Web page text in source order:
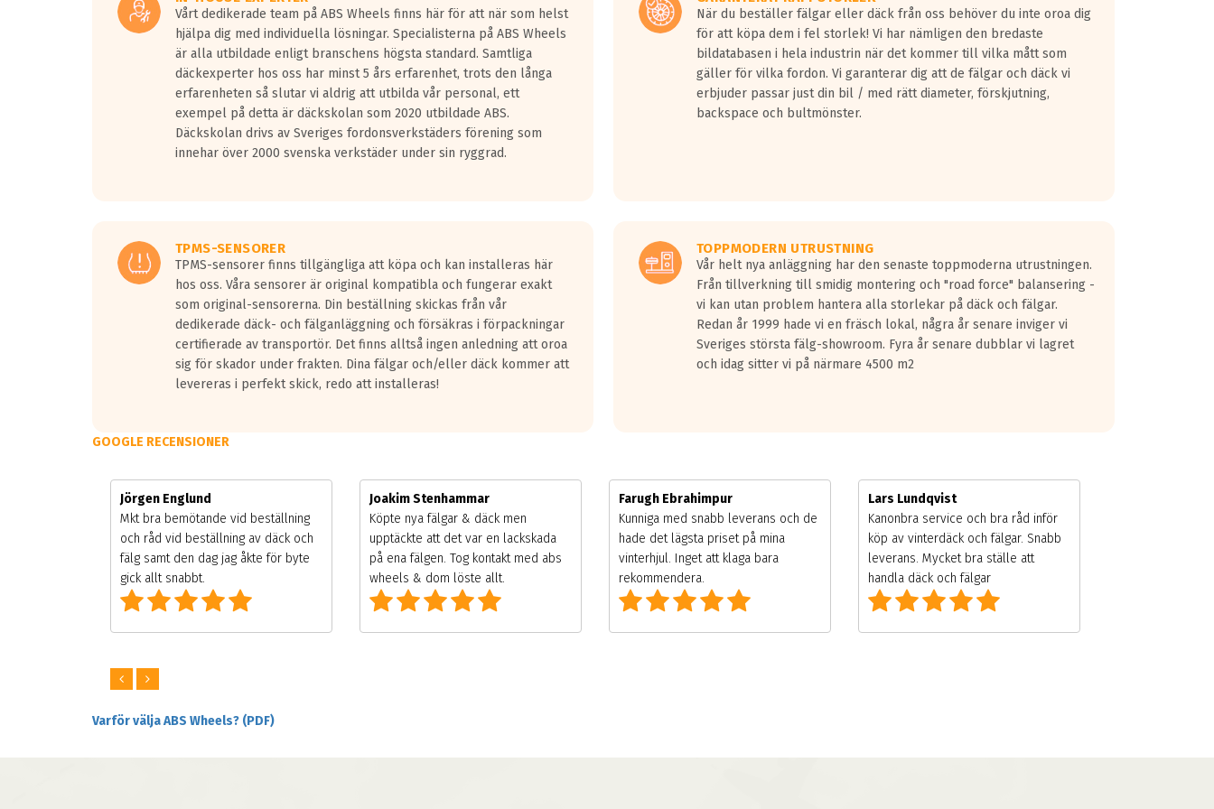
Vårt dedikerade team på ABS Wheels finns här för att när som helst
hjälpa dig med individuella lösningar. Specialisterna på ABS Wheels
är alla utbildade enligt branschens högsta standard. Samtliga
däckexperter hos oss har minst 5 års erfarenhet, trots den långa
erfarenheten så slutar vi aldrig att utbilda vår personal, ett
exempel på detta är däckskolan som 2020 utbildade ABS.
Däckskolan drivs av Sveriges fordonsverkstäders förening som
innehar över 2000 svenska verkstäder under sin ryggrad.
När du beställer fälgar eller däck från oss behöver du inte oroa dig
för att köpa dem i fel storlek! Vi har nämligen den bredaste
bildatabasen i hela industrin när det kommer till vilka mått som
gäller för vilka fordon. Vi garanterar dig att de fälgar och däck vi
erbjuder passar just din bil / med rätt diameter, förskjutning,
backspace och bultmönster.
TPMS-SENSORER
TPMS-sensorer finns tillgängliga att köpa och kan installeras här
hos oss. Våra sensorer är original kompatibla och fungerar exakt
som original-sensorerna. Din beställning skickas från vår
dedikerade däck- och fälganläggning och försäkras i förpackningar
certifierade av transportör. Det finns alltså ingen anledning att oroa
sig för skador under frakten. Dina fälgar och/eller däck kommer att
levereras i perfekt skick, redo att installeras!
TOPPMODERN UTRUSTNING
Vår helt nya anläggning har den senaste toppmoderna utrustningen.
Från tillverkning till smidig montering och "road force" balansering -
vi kan utan problem hantera alla storlekar på däck och fälgar.
Redan år 1999 hade vi en fräsch lokal, några år senare inviger vi
Sveriges största fälg-showroom. Fyra år senare dubblar vi lagret
och idag sitter vi på närmare 4500 m2
GOOGLE RECENSIONER
Jörgen Englund
Mkt bra bemötande vid beställning
och råd vid beställning av däck och
fälg samt den dag jag åkte för byte
gick allt snabbt.
Joakim Stenhammar
Köpte nya fälgar & däck men
upptäckte att det var en lackskada
på ena fälgen. Tog kontakt med abs
wheels & dom löste allt.
Farugh Ebrahimpur
Kunniga med snabb leverans och de
hade det lägsta priset på mina
vinterhjul. Inget att klaga bara
rekommendera.
Lars Lundqvist
Kanonbra service och bra råd inför
köp av vinterdäck och fälgar. Snabb
leverans. Mycket bra ställe att
handla däck och fälgar
Varför välja ABS Wheels? (PDF)